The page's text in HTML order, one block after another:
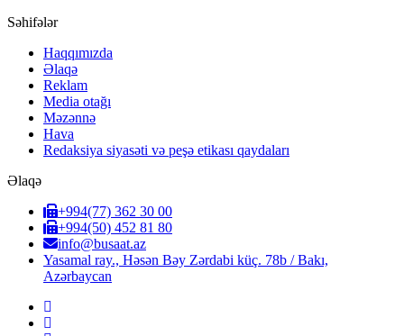
Səhifələr
Haqqımızda
Əlaqə
Reklam
Media otağı
Məzənnə
Hava
Redaksiya siyasəti və peşə etikası qaydaları
Əlaqə
+994(77) 362 30 00
+994(50) 452 81 80
info@busaat.az
Yasamal ray., Həsən Bəy Zərdabi küç. 78b / Bakı,
Azərbaycan